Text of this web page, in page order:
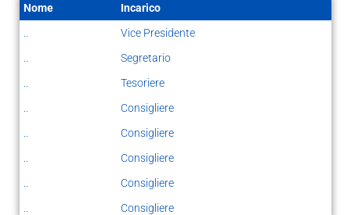
Nome
Incarico
Vice Presidente
Segretario
Tesoriere
Consigliere
Consigliere
Consigliere
Consigliere
Consigliere